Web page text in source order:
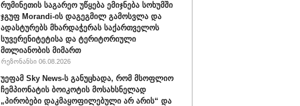
რუმინეთის საგარეო უწყება ემიჯნება სოხუმში
ჯგუფ Morandi-ის დაგეგმილ გამოსვლა და
ადასტურებს მხარდაჭერას საქართველოს
სუვერენიტეტისა და ტერიტორიული
მთლიანობის მიმართ
რეზონანსი 06.08.2026
უეფამ Sky News-ს განუცხადა, რომ მსოფლიო
ჩემპიონატის ბოიკოტის მოსახსნელად
„პირობები დაკმაყოფილებული არ არის“ და